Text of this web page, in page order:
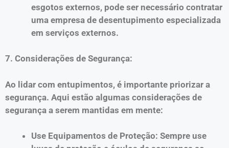
esgotos externos, pode ser necessário contratar
uma empresa de desentupimento especializada
em serviços externos.
7. Considerações de Segurança:
Ao lidar com entupimentos, é importante priorizar a
segurança. Aqui estão algumas considerações de
segurança a serem mantidas em mente:
Use Equipamentos de Proteção: Sempre use